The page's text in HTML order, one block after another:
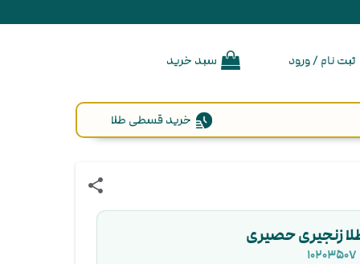
ثبت نام / ورود سبد خرید
خرید قسطی طلا
share
زنجیری حصیری
۱۰۲۰۳۵۰۷